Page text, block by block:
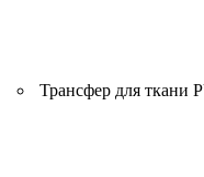
Трансфер для ткани